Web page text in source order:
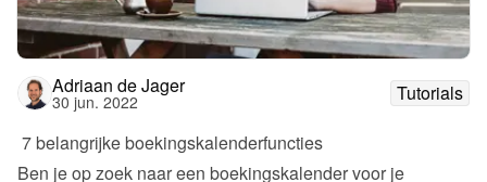
Adriaan de Jager
30 jun. 2022
Tutorials
7 belangrijke boekingskalenderfuncties
Ben je op zoek naar een boekingskalender voor je